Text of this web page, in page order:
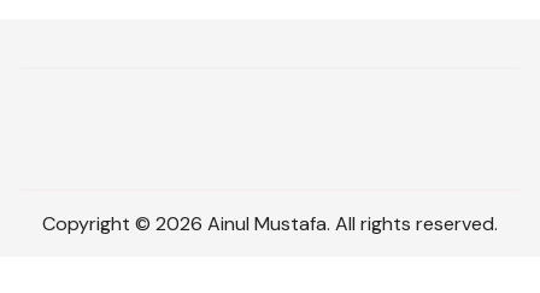
Copyright © 2026 Ainul Mustafa. All rights reserved.